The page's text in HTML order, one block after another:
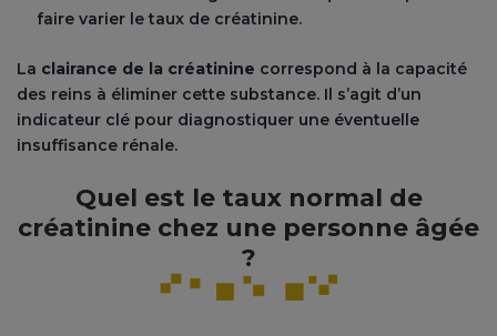
faire varier le taux de créatinine.
La clairance de la créatinine correspond à la capacité
des reins à éliminer cette substance. Il s’agit d’un
indicateur clé pour diagnostiquer une éventuelle
insuffisance rénale.
Quel est le taux normal de
créatinine chez une personne âgée
?